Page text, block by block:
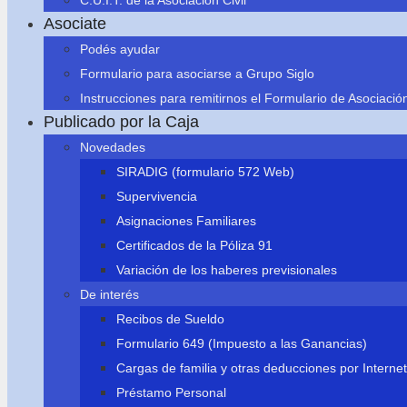
Asociate
Podés ayudar
Formulario para asociarse a Grupo Siglo
Instrucciones para remitirnos el Formulario de
Publicado por la Caja
Novedades
SIRADIG (formulario 572 Web)
Supervivencia
Asignaciones Familiares
Certificados de la Póliza 91
Variación de los haberes previsionales
De interés
Recibos de Sueldo
Formulario 649 (Impuesto a las Ganancias)
Cargas de familia y otras deducciones por Internet
Préstamo Personal